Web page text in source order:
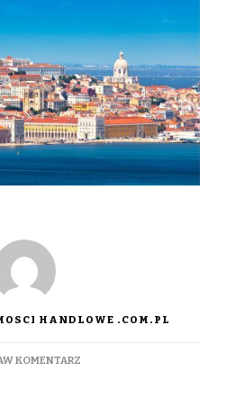
HANDLOWE .COM.PL
KOMENTARZDO